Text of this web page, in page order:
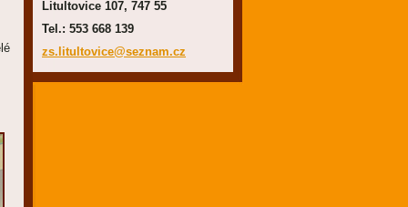
Litultovice 107, 747 55
Tel.: 553 668 139
zs.litul tovice@seznam.cz